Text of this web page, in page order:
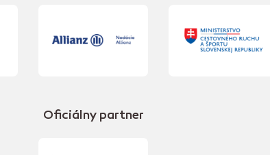
Oficiálny partner